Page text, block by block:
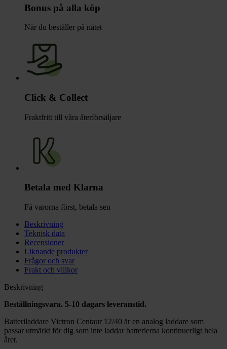
Bonus på alla köp
När du beställer på nätet
Click & Collect
Fraktfritt till våra återförsäljare
Betala med Klarna
Få varorna först, betala sen
Beskrivning
Teknisk data
Recensioner
Liknande produkter
Frågor och svar
Frakt och villkor
Beskrivning
Beställningsvara. 5-10 dagars leveranstid.
Batteriladdare Victron Centaur 12/40 är en analog laddare som
passar utmärkt för dig som inte laddar batterierna kontinuerligt hela
året.